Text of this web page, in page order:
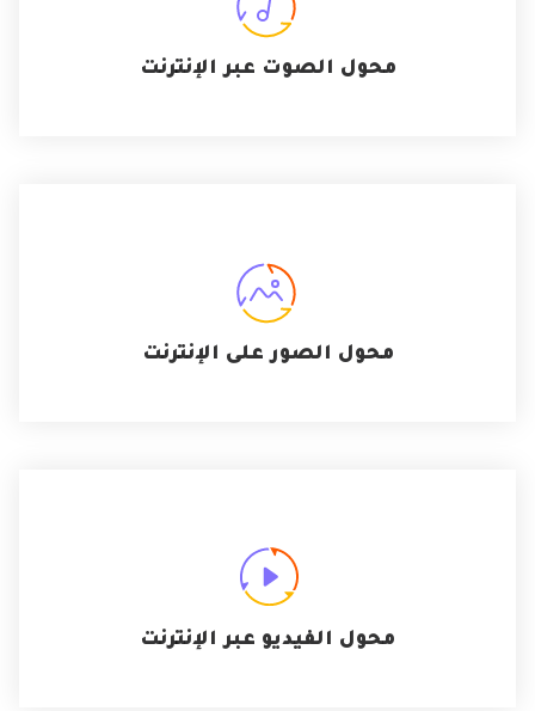
محول الصوت عبر الإنترنت
محول الصور على الإنترنت
محول الفيديو عبر الإنترنت